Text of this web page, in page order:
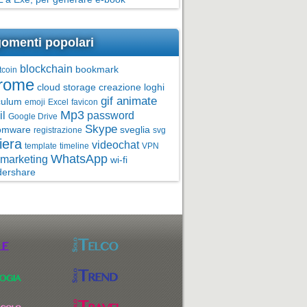
popolari
blockchain bookmark
cloud storage creazione loghi
emoji Excel favicon gif animate
Google Drive Mp3 password
registrazione Skype sveglia svg
template timeline videochat VPN
WhatsApp wi-fi